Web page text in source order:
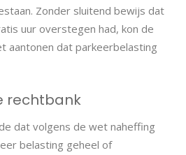
Zonder sluitend bewijs dat
uur overstegen had, kon de
aantonen dat parkeerbelasting
rechtbank
dat volgens de wet naheffing
belasting geheel of